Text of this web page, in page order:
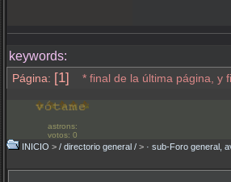
keywords:
Página: [1] * final de la última página, y
astrons:
votos: 0
INICIO > / directorio general / > · sub-Foro general,